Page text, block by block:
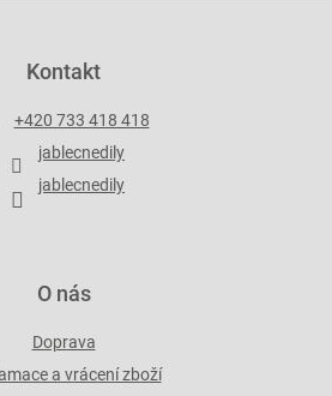
Kontakt
+420 733 418 418
jablecnedily
jablecnedily
O nás
Doprava
a vrácení zboží